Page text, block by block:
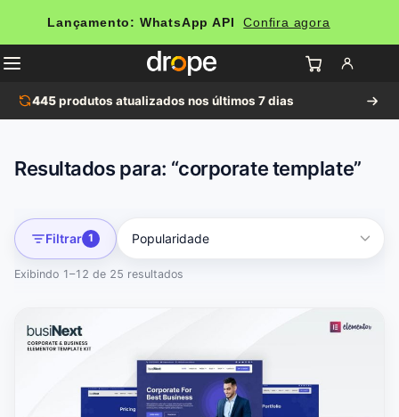
Lançamento: WhatsApp API Confira agora
445produtos atualizados nos últimos 7 dias
Resultados para: “corporate template”
Filtrar 1
Exibindo 1–12 de 25 resultados